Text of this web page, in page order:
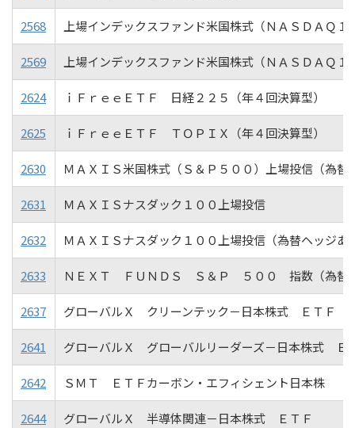
2568 上場インデックスファンド米国株式（ＮＡＳＤＡＱ１
2569 上場インデックスファンド米国株式（ＮＡＳＤＡＱ１
2624 ｉＦｒｅｅＥＴＦ 日経２２５（年４回決算型）
2625 ｉＦｒｅｅＥＴＦ ＴＯＰＩＸ（年４回決算型）
2630 ＭＡＸＩＳ米国株式（Ｓ＆Ｐ５００）上場投信（為替
2631 ＭＡＸＩＳナスダック１００上場投信
2632 ＭＡＸＩＳナスダック１００上場投信（為替ヘッジあ
2633 ＮＥＸＴ ＦＵＮＤＳ Ｓ＆Ｐ ５００ 指数（為替
2637 グローバルＸ クリーンテック－日本株式 ＥＴＦ
2641 グローバルＸ グローバルリーダーズ－日本株式 Ｅ
2642 ＳＭＴ ＥＴＦカーボン・エフィシェント日本株
2644 グローバルＸ 半導体関連－日本株式 ＥＴＦ